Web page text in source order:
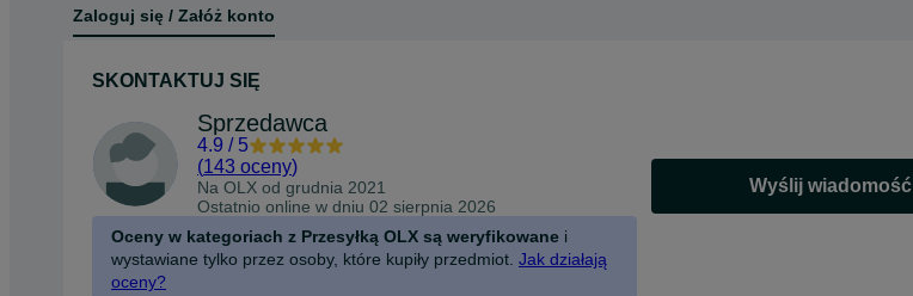
Zaloguj się / Załóż konto
SKONTAKTUJ SIĘ
Sprzedawca
4.9 / 5
(143 oceny)
Na OLX od grudnia 2021
Ostatnio online w dniu 02 sierpnia 2026
Oceny w kategoriach z Przesyłką OLX są weryfikowane i
wystawiane tylko przez osoby, które kupiły przedmiot. Jak działają
oceny?
Wyślij wiadomość